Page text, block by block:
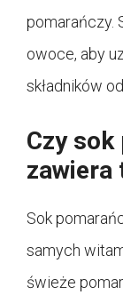
pomarańczy.
owoce, aby
składników
Czy
zawiera
Sok
samych
świeże